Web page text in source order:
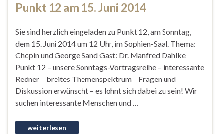
Punkt 12 am 15. Juni 2014
Sie sind herzlich eingeladen zu Punkt 12, am Sonntag,
dem 15. Juni 2014 um 12 Uhr, im Sophien-Saal. Thema:
Chopin und George Sand Gast: Dr. Manfred Dahlke
Punkt 12 – unsere Sonntags-Vortragsreihe – interessante
Redner – breites Themenspektrum – Fragen und
Diskussion erwünscht – es lohnt sich dabei zu sein! Wir
suchen interessante Menschen und …